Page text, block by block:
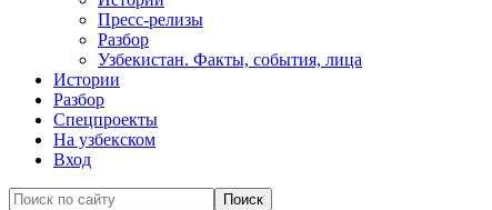
Пресс-релизы
Разбор
Узбекистан. Факты, события, лица
Истории
Разбор
Спецпроекты
На узбекском
Вход